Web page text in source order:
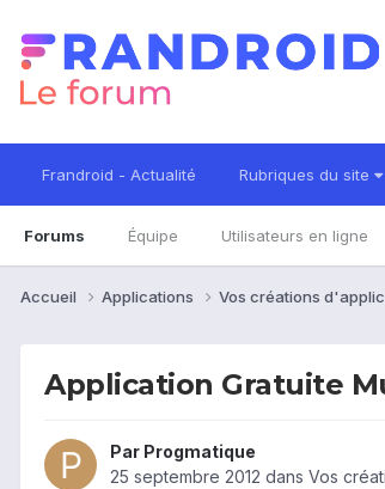
Frandroid - Actualité Rubriques du site
Forums Équipe Utilisateurs en ligne
Accueil Applications Vos créations
Application Gratuite
Par Progmatique
25 septembre 2012 dans Vos